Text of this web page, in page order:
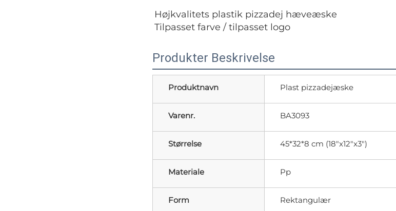
Højkvalitets plastik pizzadej hæveæske
Tilpasset farve / tilpasset logo
Produkter Beskrivelse
Produktnavn Plast pizzadejæske
Varenr. BA3093
Størrelse 45*32*8 cm (18"x12"x3")
Materiale Pp
Form Rektangulær